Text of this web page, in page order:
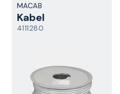
MACAB
Kabel
4111280